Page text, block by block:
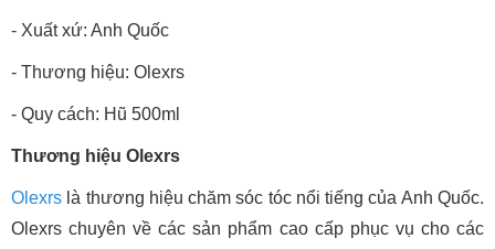
- Xuất xứ: Anh Quốc
- Thương hiệu: Olexrs
- Quy cách: Hũ 500ml
Thương hiệu Olexrs
Olexrs là thương hiệu chăm sóc tóc nổi tiếng của Anh Quốc.
Olexrs chuyên về các sản phẩm cao cấp phục vụ cho các